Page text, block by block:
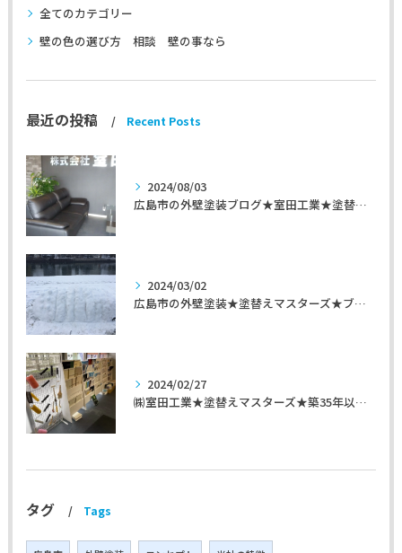
全てのカテゴリー
壁の色の選び方 相談 壁の事なら
最近の投稿 Recent Posts
2024/08/03
広島市の外壁塗装ブログ★室田工業★塗替えマスターズ★外壁リフォーム
2024/03/02
広島市の外壁塗装★塗替えマスターズ★ブログ「初めて家を手入れするのに」
2024/02/27
㈱室田工業★塗替えマスターズ★築35年以上のお宅の施工事例
タグ Tags